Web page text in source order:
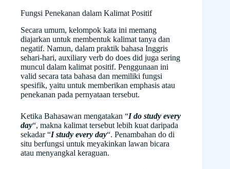
Fungsi Penekanan dalam Kalimat Positif
Secara umum, kelompok kata ini memang
diajarkan untuk membentuk kalimat tanya dan
negatif. Namun, dalam praktik bahasa Inggris
sehari-hari, auxiliary verb do does did juga sering
muncul dalam kalimat positif. Penggunaan ini
valid secara tata bahasa dan memiliki fungsi
spesifik, yaitu untuk memberikan emphasis atau
penekanan pada pernyataan tersebut.
Ketika Bahasawan mengatakan “I do study every
day“, makna kalimat tersebut lebih kuat daripada
sekadar “I study every day“. Penambahan do di
situ berfungsi untuk meyakinkan lawan bicara
atau menyangkal keraguan.